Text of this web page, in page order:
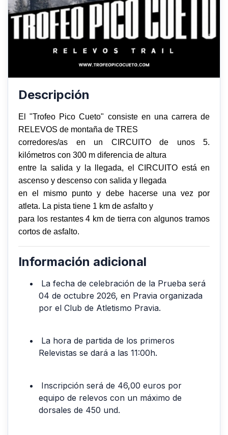
Descripción
El "Trofeo Pico Cueto" consiste en una carrera de
RELEVOS de montaña de TRES
corredores/as en un CIRCUITO de unos 5.
kilómetros con 300 m diferencia de altura
entre la salida y la llegada, el CIRCUITO está en
ascenso y descenso con salida y llegada
en el mismo punto y debe hacerse una vez por
atleta. La pista tiene 1 km de asfalto y
para los restantes 4 km de tierra con algunos tramos
cortos de asfalto.
Información adicional
La fecha de celebración de la Prueba será
04 de octubre 2026, en Pravia organizada
por el Club de Atletismo Pravia.
La hora de partida de los primeros
Relevistas se dará a las 11:00h.
Inscripción será de 46,00 euros por
equipo de relevos con un máximo de
dorsales de 450 und.